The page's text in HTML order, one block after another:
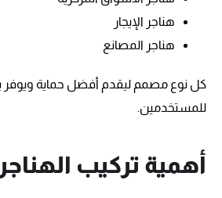
هناجر الإيجار
هناجر المصانع
كل نوع مصمم ليقدم أفضل حماية ويوفر
للمستخدمين.
أهمية تركيب الهناجر